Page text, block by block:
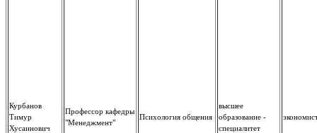
Курбанов
Тимур
Хусаинович
Профессор кафедры
"Менеджмент"
Психология общения
высшее
образование -
специалитет